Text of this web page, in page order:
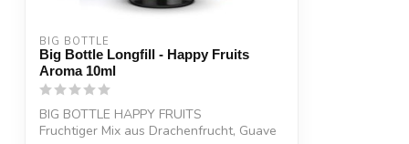
BIG BOTTLE
Big Bottle Longfill - Happy Fruits
Aroma 10ml
BIG BOTTLE HAPPY FRUITS
Fruchtiger Mix aus Drachenfrucht, Guave